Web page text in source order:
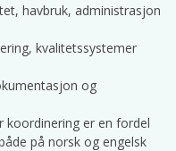
havbruk, administrasjon
kvalitetssystemer
og
koordinering er en fordel
på norsk og engelsk